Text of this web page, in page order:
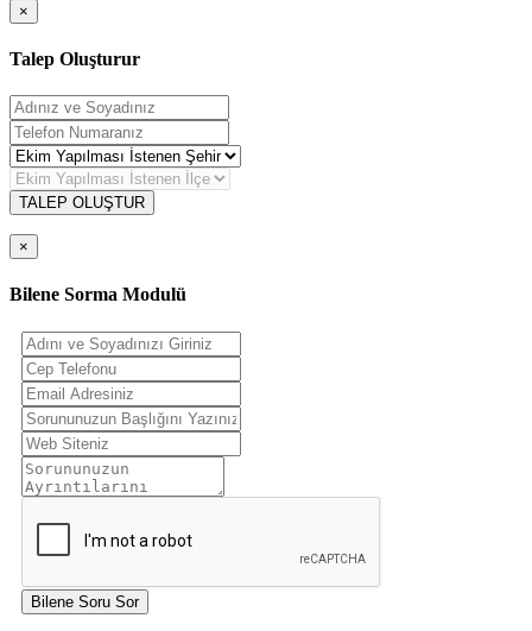
×
Talep Oluşturur
TALEP OLUŞTUR
×
Bilene Sorma Modulü
Bilene Soru Sor